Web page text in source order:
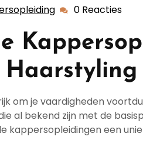
dekappersopleiding
0 Reacties
Haarstyling
om je vaardigheden
al bekend zijn met de
kappersopleidingen een